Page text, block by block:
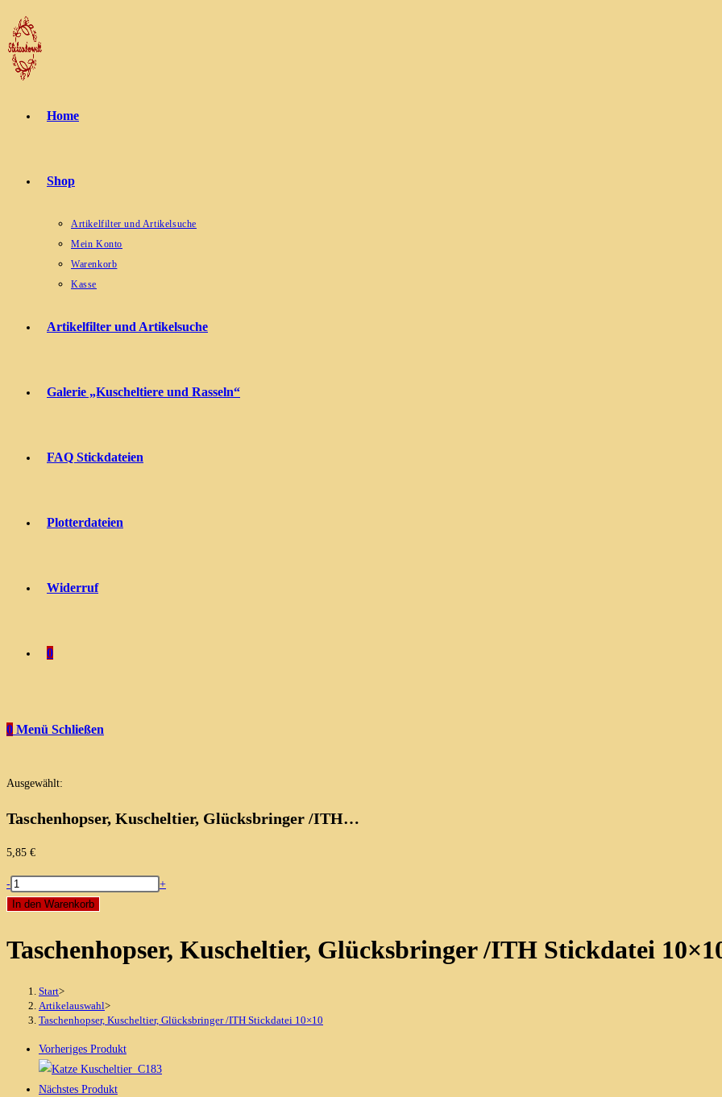
Zum
Inhalt
springen
Home
Shop
Artikelfilter und Artikelsuche
Mein Konto
Warenkorb
Kasse
Artikelfilter und Artikelsuche
Galerie „Kuscheltiere und Rasseln“
FAQ Stickdateien
Plotterdateien
Widerruf
0
0 Menü Schließen
Ausgewählt:
Taschenhopser, Kuscheltier, Glücksbringer /ITH…
5,85 €
Taschenhopser,
Kuscheltier,
/ITH
Menge
-
+
In den Warenkorb
Taschenhopser, Kuscheltier, Glücksbringer /ITH Stickdatei
Start>
Artikelauswahl>
Taschenhopser, Kuscheltier, Glücksbringer /ITH Stickdatei 10×10
Vorheriges Produkt
Nächstes Produkt